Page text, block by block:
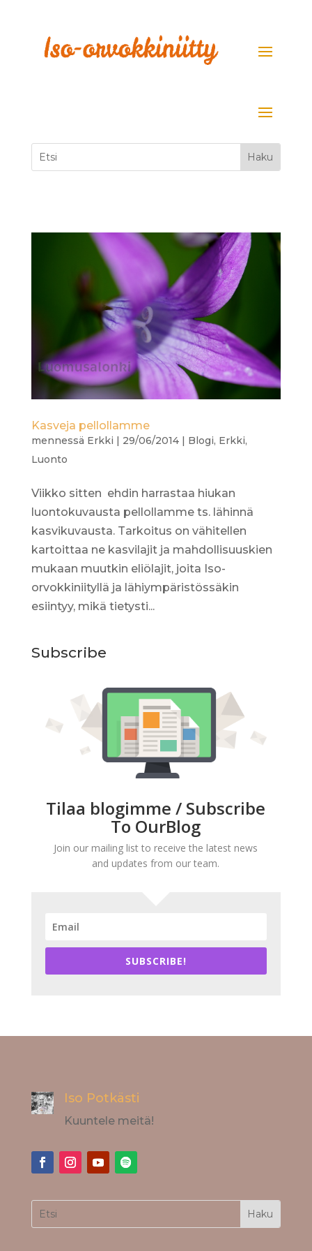
Kasveja pellollamme
mennessä Erkki | 29/06/2014| Blogi, Erkki,
Luonto
Viikko sitten ehdin harrastaa hiukan
luontokuvausta pellollamme ts. lähinnä
kasvikuvausta. Tarkoitus on vähitellen
kartoittaa ne kasvilajit ja mahdollisuuskien
mukaan muutkin eliölajit, joita Iso-
orvokkiniityllä ja lähiympäristössäkin
esiintyy, mikä tietysti...
Subscribe
Tilaa blogimme / Subscribe
To OurBlog
Join our mailing list to receive the latest news
and updates from our team.
SUBSCRIBE!
Iso Potkästi
Kuuntele meitä!